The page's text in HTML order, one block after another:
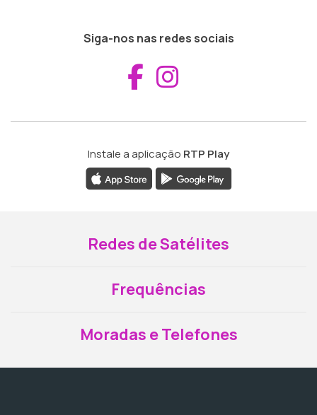
Siga-nos nas redes sociais
Aceder ao
Instale a aplicação RTP Play
Redes de Satélites
Frequências
Moradas e Telefones